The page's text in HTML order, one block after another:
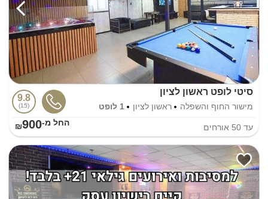
סיטי לופט ראשון לציון
מישור החוף והשפלה ראשון לציון 1 לופט
9.8
15
עד 50 אורחים החל מ-₪900